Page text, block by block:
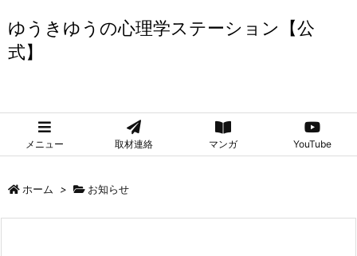
ゆうきゆうの心理学ステーション【公
式】
メニュー 取材連絡 マンガ YouTube
ホーム > お知らせ